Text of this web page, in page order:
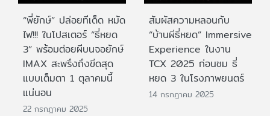
“พี่ยักษ์” ปล่อยทีเด็ด หมัด
ไฟ!!! ในโปสเตอร์ “ธี่หยด
3” พร้อมต่อยผีบนจอยักษ์
IMAX สะพรึงถึงขีดสุด
แบบเต็มตา 1 ตุลาคมนี้
แน่นอน
22 กรกฎาคม 2025
สัมผัสความหลอนกับ
“บ้านผีธี่หยด” Immersive
Experience ในงาน
TCX 2025 ก่อนชม ธี่
หยด 3 ในโรงภาพยนตร์
14 กรกฎาคม 2025